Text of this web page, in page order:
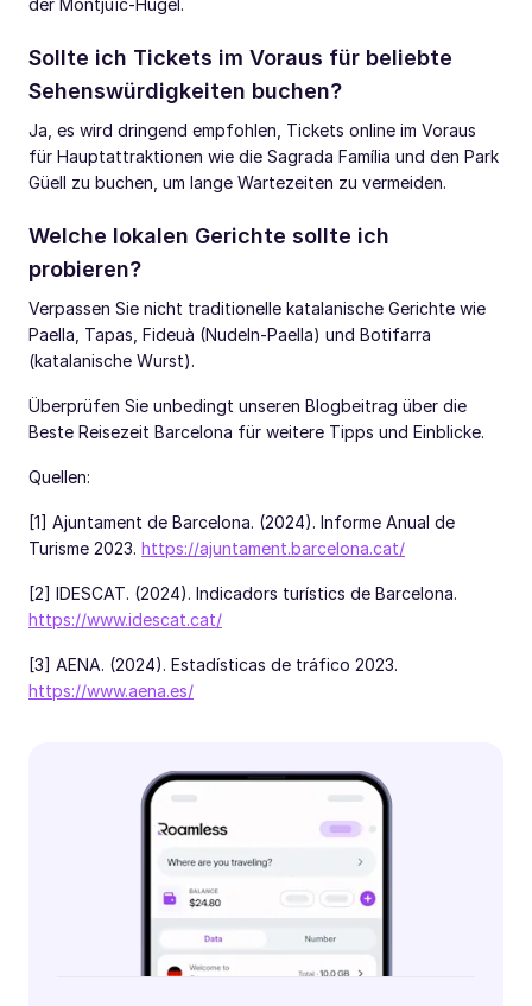
Sollte ich Tickets im Voraus für beliebte
Sehenswürdigkeiten buchen?
Ja, es wird dringend empfohlen, Tickets online im Voraus
für Hauptattraktionen wie die Sagrada Família und den Park
Güell zu buchen, um lange Wartezeiten zu vermeiden.
Welche lokalen Gerichte sollte ich
probieren?
Verpassen Sie nicht traditionelle katalanische Gerichte wie
Paella, Tapas, Fideuà (Nudeln-Paella) und Botifarra
(katalanische Wurst).
Überprüfen Sie unbedingt unseren Blogbeitrag über die
Beste Reisezeit Barcelona für weitere Tipps und Einblicke.
Quellen:
[1] Ajuntament de Barcelona. (2024). Informe Anual de
Turisme 2023. https://ajuntament.barcelona.cat/
[2] IDESCAT. (2024). Indicadors turístics de Barcelona.
https://www.idescat.cat/
[3] AENA. (2024). Estadísticas de tráfico 2023.
https://www.aena.es/